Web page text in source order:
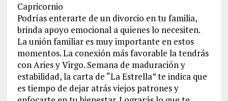
Capricornio
Podrías enterarte de un divorcio en tu familia,
brinda apoyo emocional a quienes lo necesiten.
La unión familiar es muy importante en estos
momentos. La conexión más favorable la tendrás
con Aries y Virgo. Semana de maduración y
estabilidad, la carta de “La Estrella” te indica que
es tiempo de dejar atrás viejos patrones y